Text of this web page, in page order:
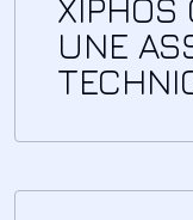
XIPHOS
UNE